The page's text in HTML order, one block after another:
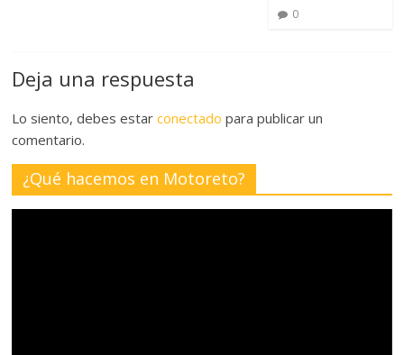
0
Deja una respuesta
Lo siento, debes estarconectado para publicar un
comentario.
¿Qué hacemos en Motoreto?